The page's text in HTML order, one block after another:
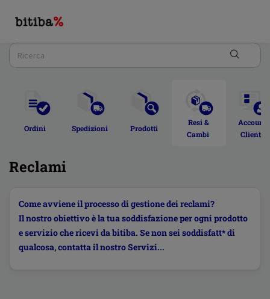
Ordini Spedizioni Prodotti
Resi &
Cambi
Account
Cliente
Reclami
Come avviene il processo di gestione dei reclami?
Il nostro obiettivo è la tua soddisfazione per ogni prodotto
e servizio che ricevi da bitiba. Se non sei soddisfatt* di
qualcosa, contatta il nostro Servizi...